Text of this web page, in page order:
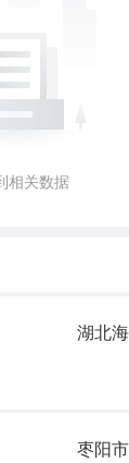
相关数据
枣阳